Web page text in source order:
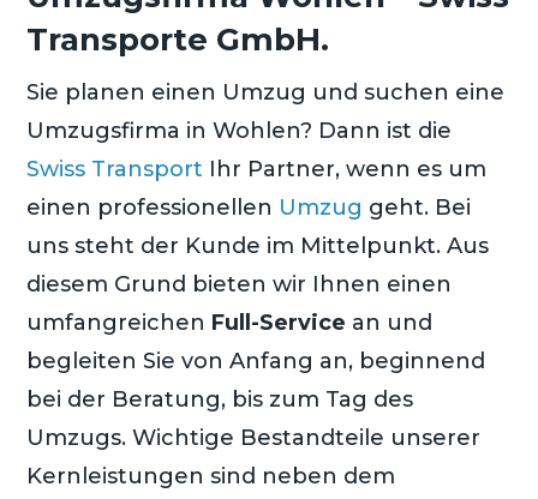
Transporte GmbH.
Sie planen einen Umzug und suchen eine
Umzugsfirma in Wohlen? Dann ist die
Swiss Transport Ihr Partner, wenn es um
einen professionellen Umzug geht. Bei
uns steht der Kunde im Mittelpunkt. Aus
diesem Grund bieten wir Ihnen einen
umfangreichen Full-Service an und
begleiten Sie von Anfang an, beginnend
bei der Beratung, bis zum Tag des
Umzugs. Wichtige Bestandteile unserer
Kernleistungen sind neben dem